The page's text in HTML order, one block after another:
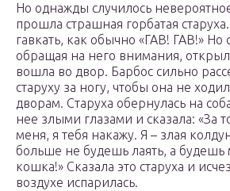
Но однажды случилось
прошла страшная горбатая
гавкать, как обычно «ГАВ! ГАВ!» Но
обращая на него внимания,
вошла во двор. Барбос сильно
старуху за ногу, чтобы она не
дворам. Старуха обернулась на
нее злыми глазами и сказала: «За
меня, я тебя накажу. Я – злая
больше не будешь лаять, а будешь
кошка!» Сказала это старуха и
воздухе испарилась.